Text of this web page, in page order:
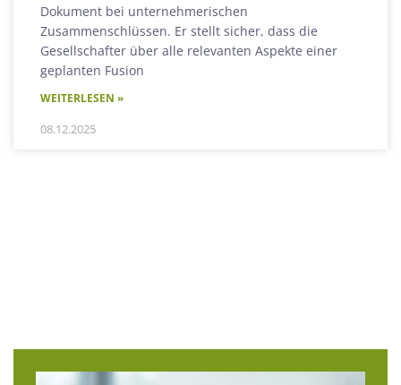
Dokument bei unternehmerischen
Zusammenschlüssen. Er stellt sicher, dass die
Gesellschafter über alle relevanten Aspekte einer
geplanten Fusion
WEITERLESEN »
08.12.2025